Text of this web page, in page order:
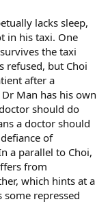
lacks sleep,
in his taxi. One
the taxi
refused, but Choi
after a
Man has his own
should do
a doctor should
of
a parallel to Choi,
from
which hints at a
repressed